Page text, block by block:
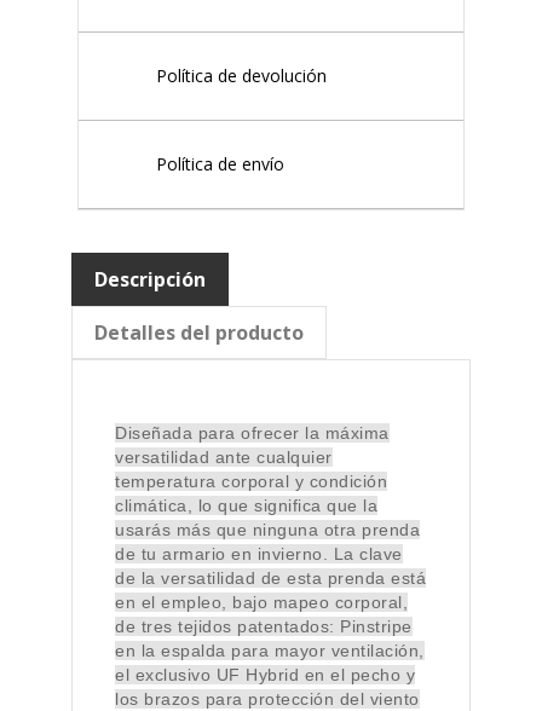
Política de devolución
Política de envío
Descripción
Detalles del producto
Diseñada para ofrecer la máxima
versatilidad ante cualquier
temperatura corporal y condición
climática, lo que significa que la
usarás más que ninguna otra prenda
de tu armario en invierno. La clave
de la versatilidad de esta prenda está
en el empleo, bajo mapeo corporal,
de tres tejidos patentados: Pinstripe
en la espalda para mayor ventilación,
el exclusivo UF Hybrid en el pecho y
los brazos para protección del viento